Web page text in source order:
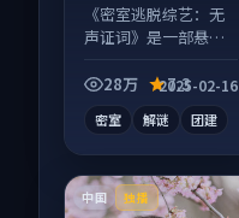
《密室逃脱综艺：无
声证词》是一部悬疑
素齐全，观感爽快不
28万 7.3
2025-02-16
密室 解谜 团建
中国 独播